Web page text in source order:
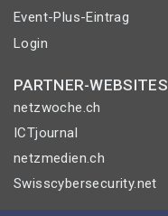
Event-Plus-Eintrag
Login
PARTNER-WEBSITES
netzwoche.ch
ICTjournal
netzmedien.ch
Swisscybersecurity.net